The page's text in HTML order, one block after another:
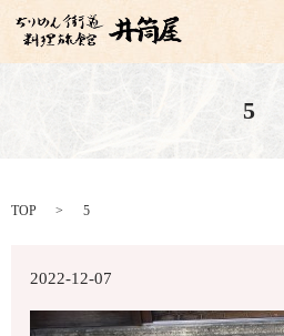
5
TOP 5
2022-12-07